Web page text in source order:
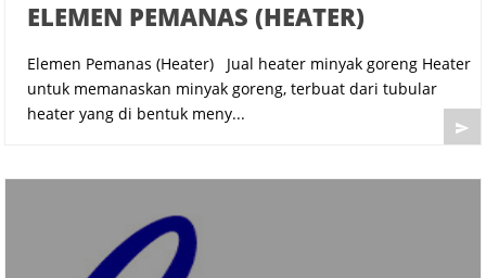
ELEMEN PEMANAS (HEATER)
Elemen Pemanas (Heater) Jual heater minyak goreng Heater
untuk memanaskan minyak goreng, terbuat dari tubular
heater yang di bentuk meny...
